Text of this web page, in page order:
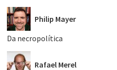
Philip Mayer
Da necropolítica
Rafael Merel